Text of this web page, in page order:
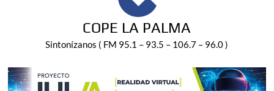
COPE LA PALMA
Sintonízanos ( FM 95.1 – 93.5 – 106.7 – 96.0 )